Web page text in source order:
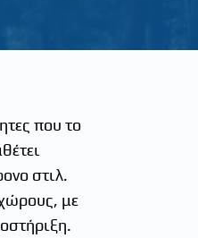
που το
στιλ.
με